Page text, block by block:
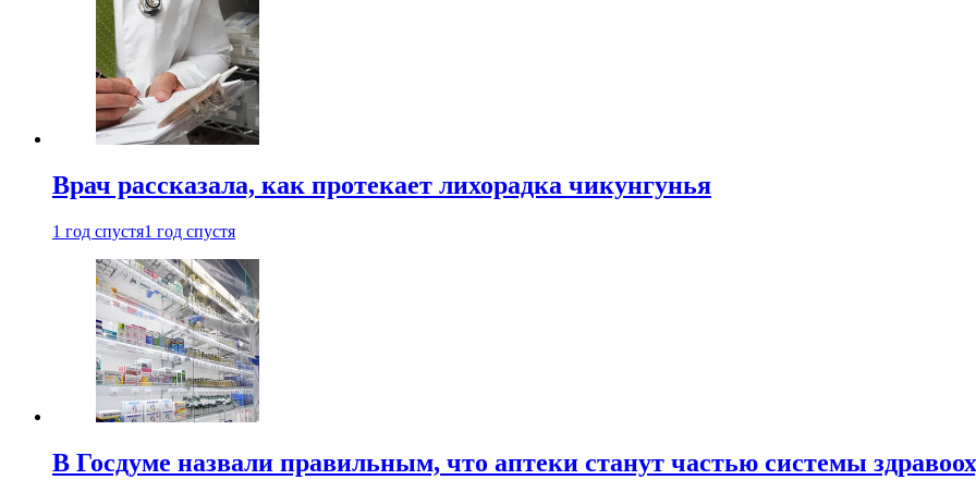
Врач рассказала, как протекает лихорадка чикунгунья
1 год спустя1 год спустя
В Госдуме назвали правильным, что аптеки станут частью системы